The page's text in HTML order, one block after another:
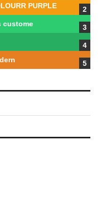
PURPLE
custome